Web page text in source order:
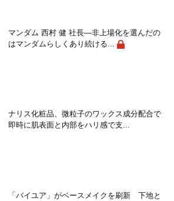
マンダム 西村 健 社長―非上場化を選んだの
はマンダムらしくあり続ける...
ナリス化粧品、微粒子のワックス成分配合で
即時に肌表面と内部をハリ感で支...
「バイユア」がベースメイクを刷新 下地と